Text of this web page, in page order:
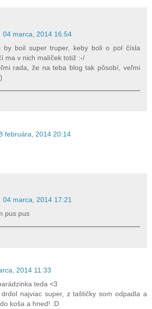
04 marca, 2014 16:54
by boil super truper, keby boli o pol čísla
ma v nich malíček totiž :-/
rada, že na teba blog tak pôsobí, veľmi
februára, 2014 20:14
04 marca, 2014 17:21
pus pus
2014 11:33
teda <3
drdol najviac super, z taštičky som odpadla a
koša a hned! :D